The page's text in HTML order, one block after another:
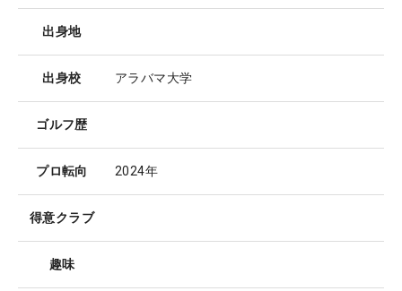
出身地
出身校 アラバマ大学
ゴルフ歴
プロ転向 2024年
得意クラブ
趣味